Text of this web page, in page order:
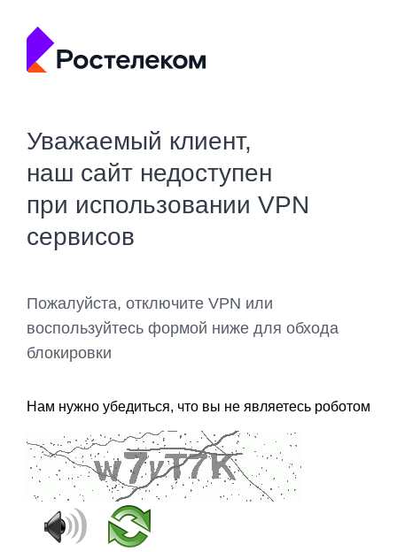
Уважаемый клиент,
наш сайт недоступен
при использовании VPN
сервисов
Пожалуйста, отключите VPN или
воспользуйтесь формой ниже для обхода
блокировки
Нам нужно убедиться, что вы не являетесь роботом